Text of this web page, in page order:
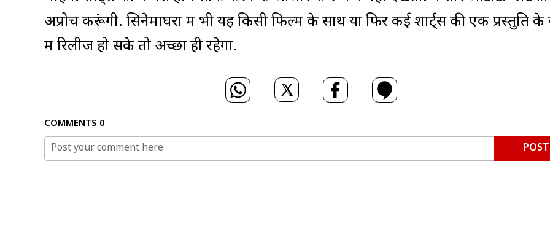
अप्रोच करूंगी. सिनेमाघरों में भी यह किसी फिल्म के साथ या फिर कई शार्ट्स की एक प्रस्तुति
में रिलीज हो सके तो अच्छा ही रहेगा.
COMMENTS 0
POST